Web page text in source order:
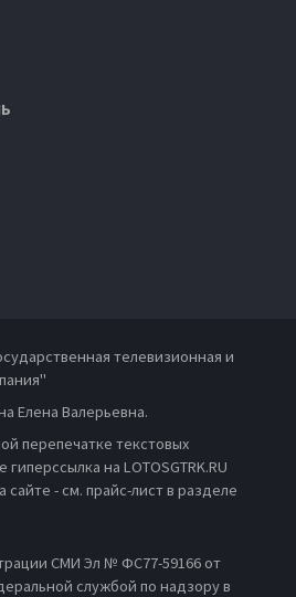
телевизионная и
Елена Валерьевна.
перепечатке текстовых
на LOTOSGTRK.RU
сайте - см. прайс-лист в разделе
СМИ Эл № ФС77-59166 от
службой по надзору в